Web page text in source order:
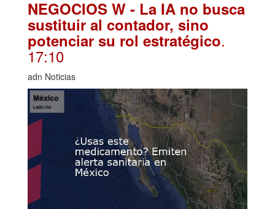
NEGOCIOS W - La IA no busca
sustituir al contador, sino
potenciar su rol estratégico.
17:10
adn Noticias